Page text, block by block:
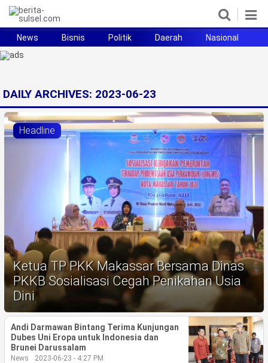
Home
Politik
Pendidikan
Sport
Life Style
Profil
Opini
Video
News Bisnis Politik Daerah Nasional
DAILY ARCHIVES: 2023-06-23
Headline
Ketua TP PKK Makassar Bersama Dinas
PKKB Sosialisasi Cegah Penikahan Usia
Dini
Andi Darmawan Bintang Terima Kunjungan
Dubes Uni Eropa untuk Indonesia dan
Brunei Darussalam
News 2023-06-23 - 4:27 PM